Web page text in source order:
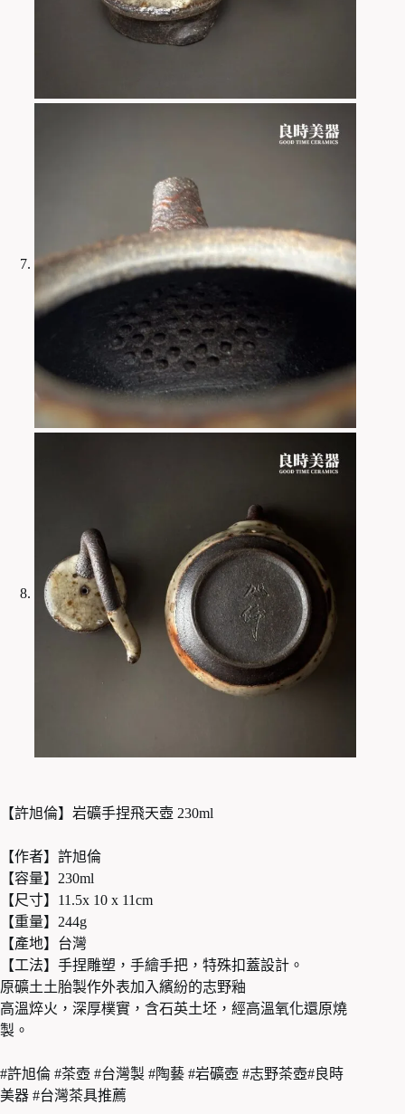
【許旭倫】岩礦手捏飛天壺 230ml
【作者】許旭倫
【容量】230ml
【尺寸】11.5x 10 x 11cm
【重量】244g
【產地】台灣
【工法】手捏雕塑，手繪手把，特殊扣蓋設計。
原礦土土胎製作外表加入繽紛的志野釉
高溫焠火，深厚樸實，含石英土坯，經高溫氧化還原燒
製。
#許旭倫 #茶壺 #台灣製 #陶藝 #岩礦壺 #志野茶壺#良時
美器 #台灣茶具推薦